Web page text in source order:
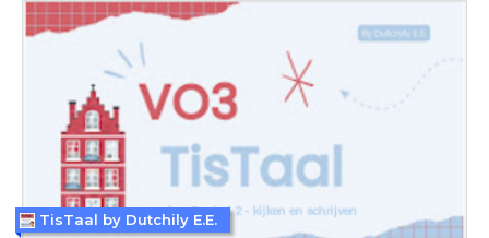
TisTaal by Dutchily E.E.